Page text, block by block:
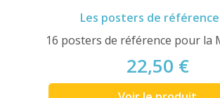
Les posters de référence
16 posters de référence pour la
22,50 €